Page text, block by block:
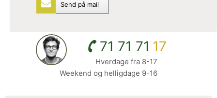
Send på mail
71 71 71 17
Hverdage fra 8-17
Weekend og helligdage 9-16